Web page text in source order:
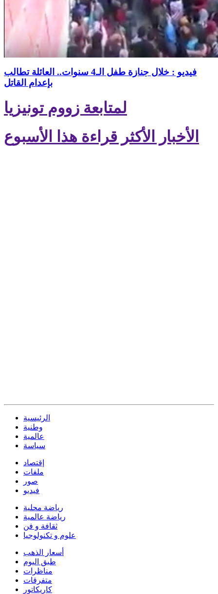
فيديو : خلال جنازة طفل الـ4 سنوات.. العائلة تطالب
بإعدام القاتل
لمتابعة زووم تونيزيا
الأخبار الأكثر قراءة هذا الأسبوع
الرئيسية
وطنية
عالمية
سياسة
إقتصاد
ملفات
صور
فيديو
رياضة محلية
رياضة عالمية
ثقافة و فن
علوم و تكنولوجيا
أسعار الذهب
طبق اليوم
مناظرات
متفرقات
كاريكاتور